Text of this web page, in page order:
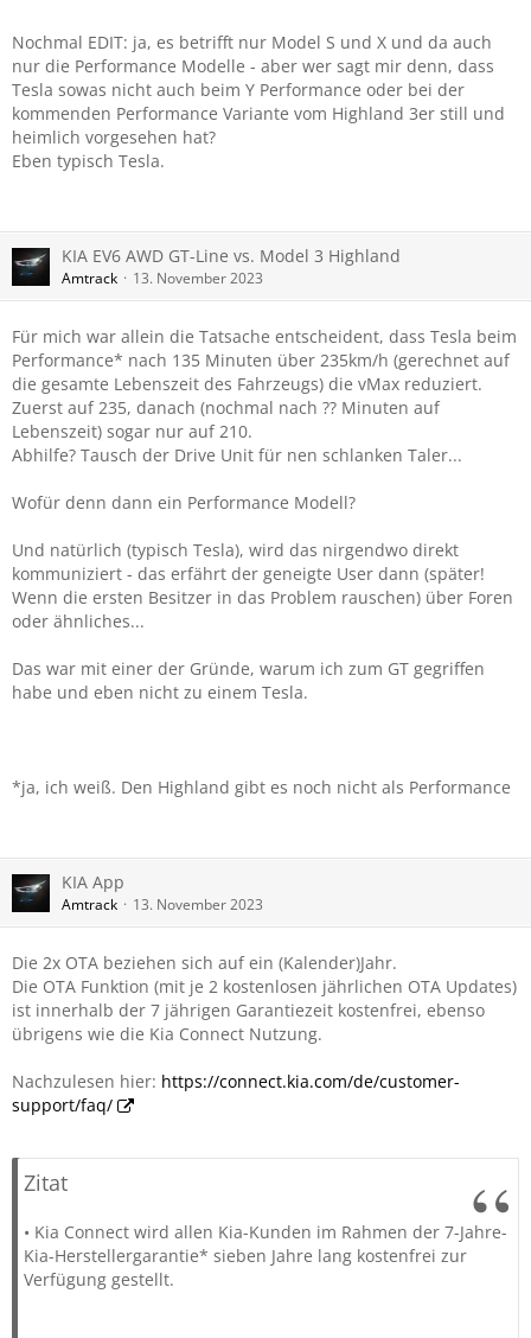
Nochmal EDIT: ja, es betrifft nur Model S und X und da auch
nur die Performance Modelle - aber wer sagt mir denn, dass
Tesla sowas nicht auch beim Y Performance oder bei der
kommenden Performance Variante vom Highland 3er still und
heimlich vorgesehen hat?
Eben typisch Tesla.
KIA EV6 AWD GT-Line vs. Model 3 Highland
Amtrack 13. November 2023
Für mich war allein die Tatsache entscheident, dass Tesla beim
Performance* nach 135 Minuten über 235km/h (gerechnet auf
die gesamte Lebenszeit des Fahrzeugs) die vMax reduziert.
Zuerst auf 235, danach (nochmal nach ?? Minuten auf
Lebenszeit) sogar nur auf 210.
Abhilfe? Tausch der Drive Unit für nen schlanken Taler...
Wofür denn dann ein Performance Modell?
Und natürlich (typisch Tesla), wird das nirgendwo direkt
kommuniziert - das erfährt der geneigte User dann (später!
Wenn die ersten Besitzer in das Problem rauschen) über Foren
oder ähnliches...
Das war mit einer der Gründe, warum ich zum GT gegriffen
habe und eben nicht zu einem Tesla.
*ja, ich weiß. Den Highland gibt es noch nicht als Performance
KIA App
Amtrack 13. November 2023
Die 2x OTA beziehen sich auf ein (Kalender)Jahr.
Die OTA Funktion (mit je 2 kostenlosen jährlichen OTA Updates)
ist innerhalb der 7 jährigen Garantiezeit kostenfrei, ebenso
übrigens wie die Kia Connect Nutzung.
Nachzulesen hier: https://connect.kia.com/de/customer-
support/faq/
Zitat
• Kia Connect wird allen Kia-Kunden im Rahmen der 7-Jahre-
Kia-Herstellergarantie* sieben Jahre lang kostenfrei zur
Verfügung gestellt.